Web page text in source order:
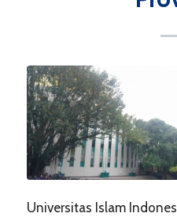
Universitas Islam